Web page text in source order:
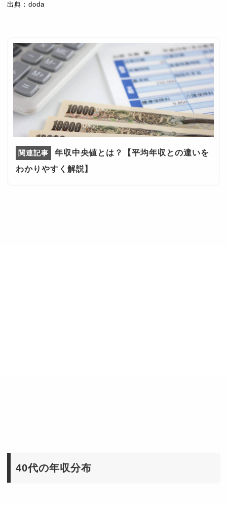
出典：doda
年収中央値とは？【平均年収との違いを
わかりやすく解説】
40代の年収分布